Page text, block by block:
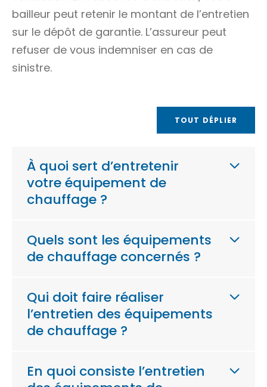
bailleur peut retenir le montant de l’entretien
sur le dépôt de garantie. L’assureur peut
refuser de vous indemniser en cas de
sinistre.
TOUT DÉPLIER
À quoi sert d’entretenir
votre équipement de
chauffage ?
Quels sont les équipements
de chauffage concernés ?
Qui doit faire réaliser
l’entretien des équipements
de chauffage ?
En quoi consiste l’entretien